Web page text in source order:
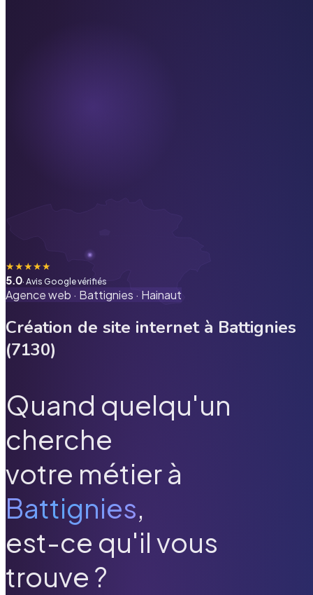
★★★★★
5.0· Avis Google vérifiés
Agence web · Battignies · Hainaut
Création de site internet à Battignies
(7130)
Quand quelqu'un
cherche
votre métier à
Battignies,
est-ce qu'il vous
trouve ?